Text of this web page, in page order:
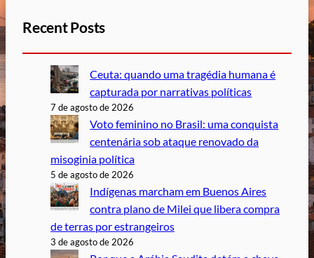
Recent Posts
Ceuta: quando uma tragédia humana é
capturada por narrativas políticas
7 de agosto de 2026
Voto feminino no Brasil: uma conquista
centenária sob ataque renovado da
misoginia política
5 de agosto de 2026
Indígenas marcham em Buenos Aires
contra plano de Milei que libera compra
de terras por estrangeiros
3 de agosto de 2026